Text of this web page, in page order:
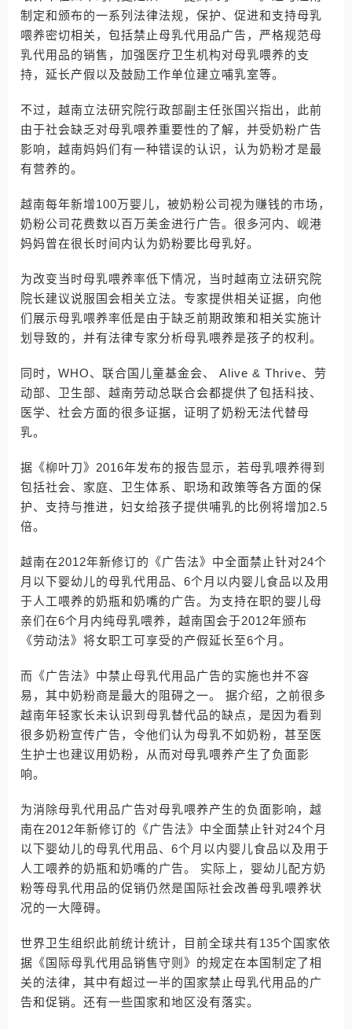
制定和颁布的一系列法律法规，保护、促进和支持母乳
喂养密切相关，包括禁止母乳代用品广告，严格规范母
乳代用品的销售，加强医疗卫生机构对母乳喂养的支
持，延长产假以及鼓励工作单位建立哺乳室等。
不过，越南立法研究院行政部副主任张国兴指出，此前
由于社会缺乏对母乳喂养重要性的了解，并受奶粉广告
影响，越南妈妈们有一种错误的认识，认为奶粉才是最
有营养的。
越南每年新增100万婴儿，被奶粉公司视为赚钱的市场，
奶粉公司花费数以百万美金进行广告。很多河内、岘港
妈妈曾在很长时间内认为奶粉要比母乳好。
为改变当时母乳喂养率低下情况，当时越南立法研究院
院长建议说服国会相关立法。专家提供相关证据，向他
们展示母乳喂养率低是由于缺乏前期政策和相关实施计
划导致的，并有法律专家分析母乳喂养是孩子的权利。
同时，WHO、联合国儿童基金会、 Alive & Thrive、劳
动部、卫生部、越南劳动总联合会都提供了包括科技、
医学、社会方面的很多证据，证明了奶粉无法代替母
乳。
据《柳叶刀》2016年发布的报告显示，若母乳喂养得到
包括社会、家庭、卫生体系、职场和政策等各方面的保
护、支持与推进，妇女给孩子提供哺乳的比例将增加2.5
倍。
越南在2012年新修订的《广告法》中全面禁止针对24个
月以下婴幼儿的母乳代用品、6个月以内婴儿食品以及用
于人工喂养的奶瓶和奶嘴的广告。为支持在职的婴儿母
亲们在6个月内纯母乳喂养，越南国会于2012年颁布
《劳动法》将女职工可享受的产假延长至6个月。
而《广告法》中禁止母乳代用品广告的实施也并不容
易，其中奶粉商是最大的阻碍之一。 据介绍，之前很多
越南年轻家长未认识到母乳替代品的缺点，是因为看到
很多奶粉宣传广告，令他们认为母乳不如奶粉，甚至医
生护士也建议用奶粉，从而对母乳喂养产生了负面影
响。
为消除母乳代用品广告对母乳喂养产生的负面影响，越
南在2012年新修订的《广告法》中全面禁止针对24个月
以下婴幼儿的母乳代用品、6个月以内婴儿食品以及用于
人工喂养的奶瓶和奶嘴的广告。 实际上，婴幼儿配方奶
粉等母乳代用品的促销仍然是国际社会改善母乳喂养状
况的一大障碍。
世界卫生组织此前统计统计，目前全球共有135个国家依
据《国际母乳代用品销售守则》的规定在本国制定了相
关的法律，其中有超过一半的国家禁止母乳代用品的广
告和促销。还有一些国家和地区没有落实。